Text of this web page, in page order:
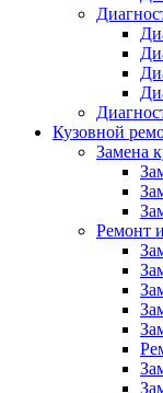
Кузовной
Замена
Ремонт